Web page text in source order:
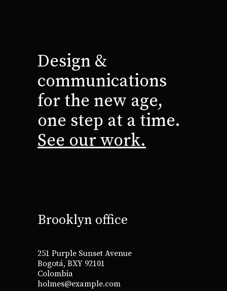
Design &
communications
for the new age,
one step at a time.
See our work.
Brooklyn office
251 Purple Sunset Avenue
Bogotá, BXY 92101
Colombia
holmes@example.com